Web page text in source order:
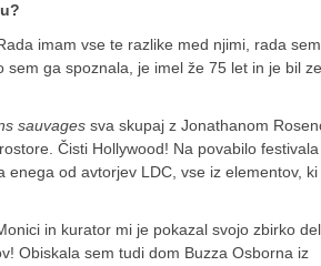
imam vse te razlike med njimi, rada sem
ga spoznala, je imel že 75 let in je bil
sauvagessva skupaj z Jonathanom
Čisti Hollywood! Na povabilo festivala
enega od avtorjev LDC, vse iz elementov, ki
in kurator mi je pokazal svojo zbirko del
Obiskala sem tudi dom Buzza Osborna iz